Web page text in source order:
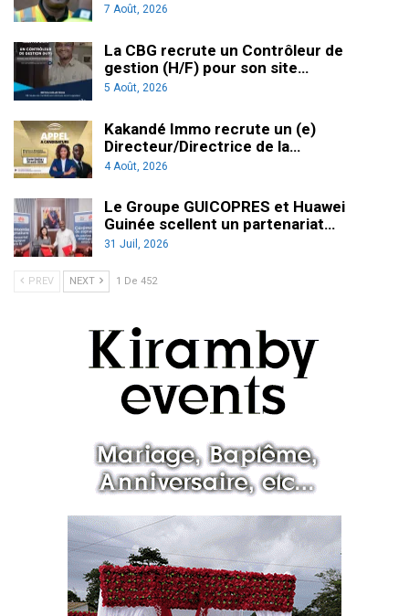
7 Août, 2026
La CBG recrute un Contrôleur de
gestion (H/F) pour son site…
5 Août, 2026
Kakandé Immo recrute un (e)
Directeur/Directrice de la…
4 Août, 2026
Le Groupe GUICOPRES et Huawei
Guinée scellent un partenariat…
31 Juil, 2026
PREV NEXT 1 De 452